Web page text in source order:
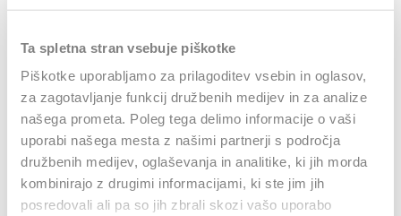
Ta spletna stran vsebuje piškotke
Piškotke uporabljamo za prilagoditev vsebin in oglasov,
za zagotavljanje funkcij družbenih medijev in za analize
našega prometa. Poleg tega delimo informacije o vaši
uporabi našega mesta z našimi partnerji s področja
družbenih medijev, oglaševanja in analitike, ki jih morda
kombinirajo z drugimi informacijami, ki ste jim jih
posredovali ali pa so jih zbrali skozi vašo uporabo
povezovanju. A vedno več zaposlenih, ki imajo tudi
»curity«, se počuti ujeto v zlato kletko, kar
se, da smo prišli v status quo. No, mogoče pa le ne bo
več dolgo tako.
Talent Cloud